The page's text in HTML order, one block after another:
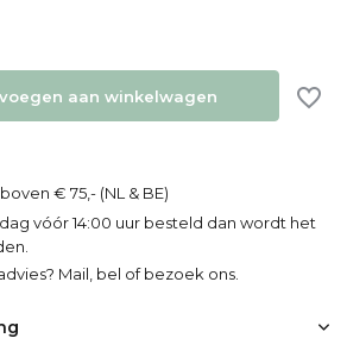
aan winkelwagen
€ 75,- (NL & BE)
vóór 14:00 uur besteld dan wordt het
Mail, bel of bezoek ons.